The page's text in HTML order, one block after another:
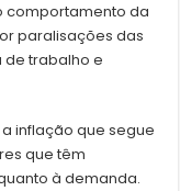
comportamento da
paralisações das
de trabalho e
inflação que segue
que têm
à demanda.